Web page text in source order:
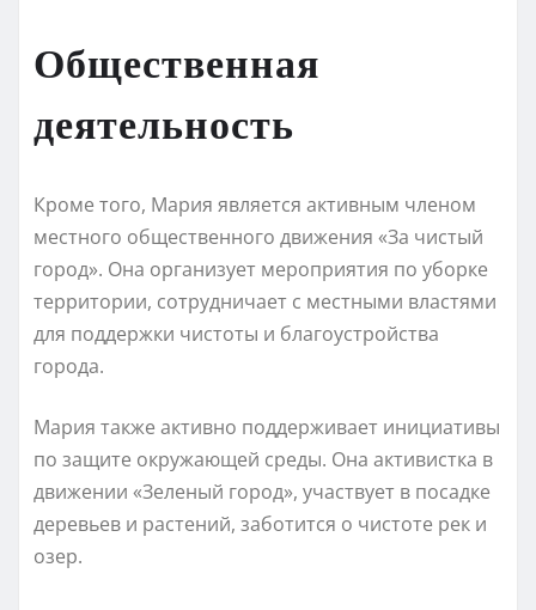
Общественная
деятельность
Кроме того, Мария является активным членом
местного общественного движения «За чистый
город». Она организует мероприятия по уборке
территории, сотрудничает с местными властями
для поддержки чистоты и благоустройства
города.
Мария также активно поддерживает инициативы
по защите окружающей среды. Она активистка в
движении «Зеленый город», участвует в посадке
деревьев и растений, заботится о чистоте рек и
озер.